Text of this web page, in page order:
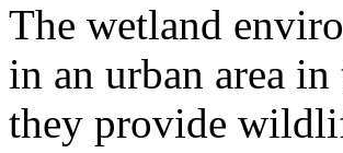
The wetland
in an urban area
they provide